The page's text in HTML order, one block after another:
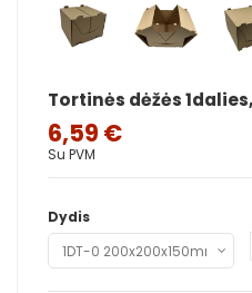
Tortinės dėžės
6,59 €
Su PVM
Dydis